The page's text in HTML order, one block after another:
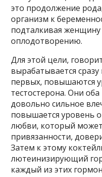
это продолжение
организм к
подталкивая
оплодотворению.
Для этой цели,
вырабатывается
первых, повышаются
тестостерона. Они
довольно сильное
повышается уровень
любви, который
привязанности,
Затем к этому
лютеинизирующий
каждый из этих